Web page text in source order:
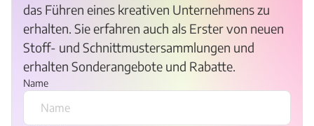
das Führen eines kreativen Unternehmens zu
erhalten. Sie erfahren auch als Erster von neuen
Stoff- und Schnittmustersammlungen und
erhalten Sonderangebote und Rabatte.
Name